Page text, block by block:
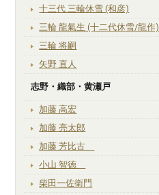
十三代 三輪休雪 (和彦)
三輪 龍氣生 (十二代休雪/龍作)
三輪 将嗣
矢野 直人
志野・織部・黄瀬戸
加藤 高宏
加藤 亮太郎
加藤 芳比古
小山 智徳
柴田一佐衛門